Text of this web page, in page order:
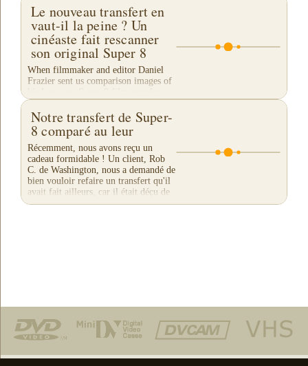
Le nouveau transfert en
vaut-il la peine ? Un
cinéaste fait rescanner
son original Super 8
When filmmaker and editor Daniel
Frazier sent us comparison images of
as compared to our company's current
transfer -- even we were amazed at
the...
Notre transfert de Super-
8 comparé au leur
Récemment, nous avons reçu un
cadeau formidable ! Un client, Rob
C. de Washington, nous a demandé de
bien vouloir refaire un transfert qu'il
avait fait ailleurs, car il était déçu de
leur...